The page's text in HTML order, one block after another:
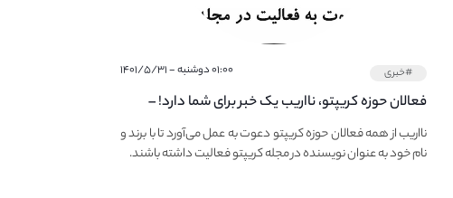
#خبری ۰۱:۰۰ دوشنبه - ۱۴۰۱/۵/۳۱
فعالان حوزه کریپتو، نااریب یک خبر برای شما دارد! –
دعوت به فعالیت در مجله کریپتو
نااریب از همه فعالان حوزه کریپتو دعوت به عمل می‌آورد تا با برند و
نام خود به عنوان نویسنده در مجله کریپتو فعالیت داشته باشند.